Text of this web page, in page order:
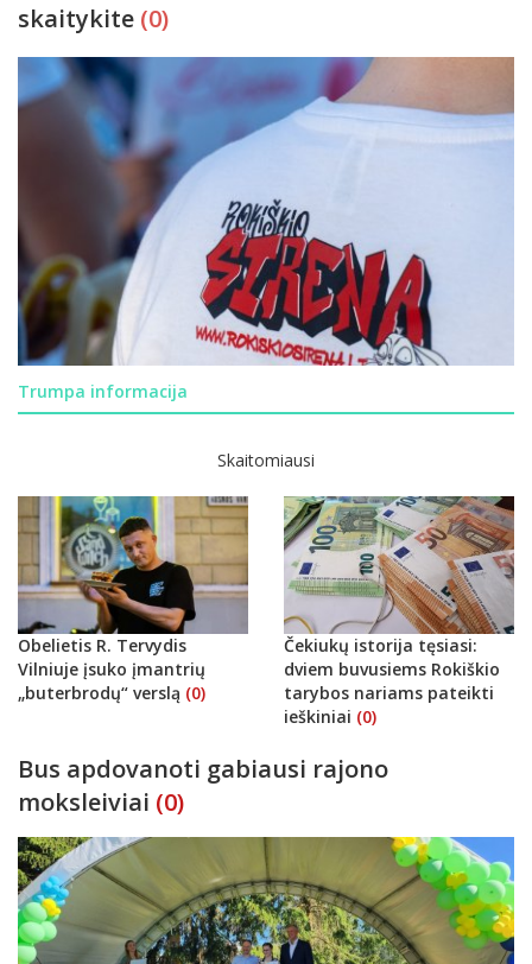
skaitykite (0)
Trumpa informacija
Skaitomiausi
Obelietis R. Tervydis
Vilniuje įsuko įmantrių
„buterbrodų“ verslą (0)
Čekiukų istorija tęsiasi:
dviem buvusiems Rokiškio
tarybos nariams pateikti
ieškiniai (0)
Bus apdovanoti gabiausi rajono
moksleiviai (0)